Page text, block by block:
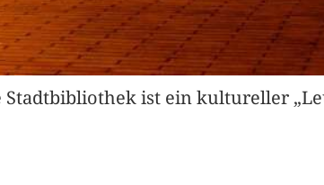
ist ein kultureller